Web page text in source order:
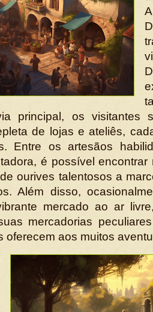
principal, os visitantes
de lojas e ateliês,
Entre os artesãos
é possível encontrar
ourives talentosos a
Além disso,
mercado ao ar
mercadorias
oferecem aos muitos